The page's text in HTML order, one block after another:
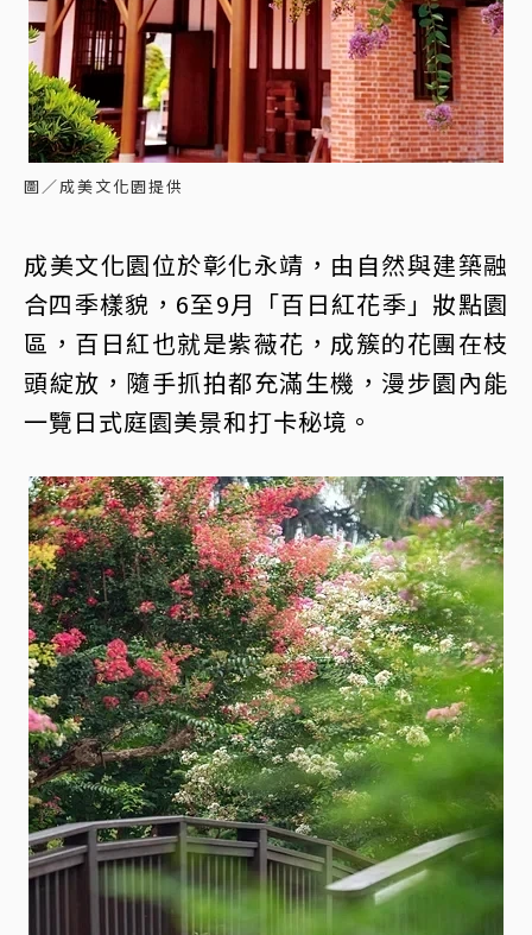
圖／成美文化園提供
成美文化園位於彰化永靖，由自然與建築融
合四季樣貌，6至9月「百日紅花季」妝點園
區，百日紅也就是紫薇花，成簇的花團在枝
頭綻放，隨手抓拍都充滿生機，漫步園內能
一覽日式庭園美景和打卡秘境。